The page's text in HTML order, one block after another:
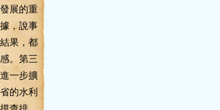
展的重
，說事
果，都
。第三
一步擴
的水利